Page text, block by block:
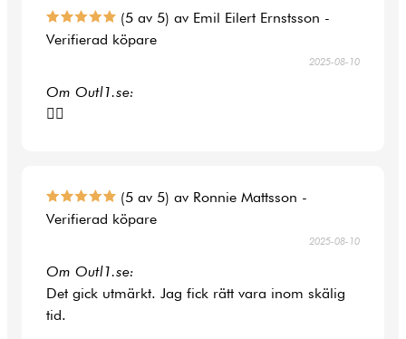
(5 av 5) av Emil Eilert Ernstsson -
Verifierad köpare
2025-08-10
Om Outl1.se:
👍🏻
(5 av 5) av Ronnie Mattsson -
Verifierad köpare
2025-08-10
Om Outl1.se:
Det gick utmärkt. Jag fick rätt vara inom skälig
tid.